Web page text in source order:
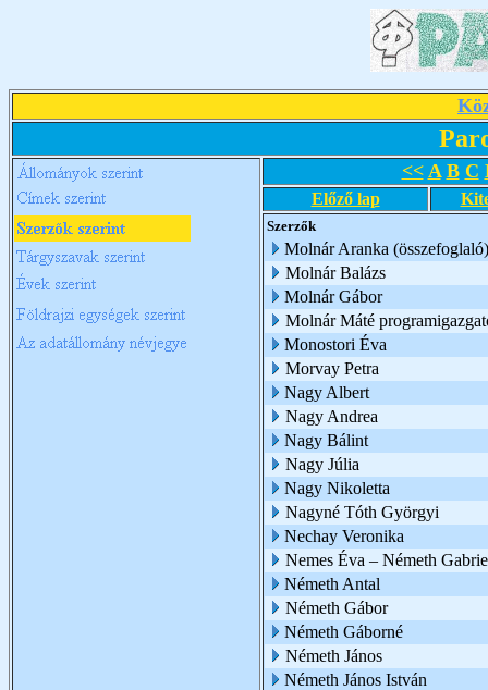
<< A B C
Előző lap
Szerzők
Molnár Aranka (összefoglaló)
Molnár Balázs
Molnár Gábor
Molnár Máté
Monostori Éva
Morvay Petra
Nagy Albert
Nagy Andrea
Nagy Bálint
Nagy Júlia
Nagy Nikoletta
Nagyné Tóth Györgyi
Nechay Veronika
Nemes Éva – Németh
Németh Antal
Németh Gábor
Németh Gáborné
Németh János
Németh János István